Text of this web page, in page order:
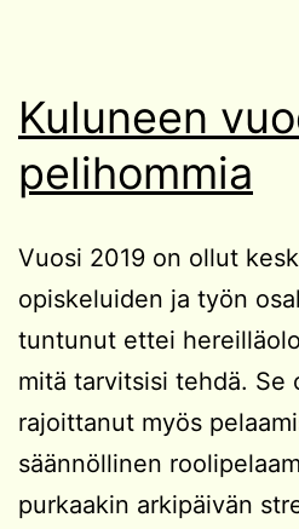
Kuluneen
pelihommia
Vuosi 2019 on ollut
opiskeluiden ja työn
tuntunut ettei
mitä tarvitsisi tehdä. Se
rajoittanut myös
säännöllinen
purkaakin arkipäivän